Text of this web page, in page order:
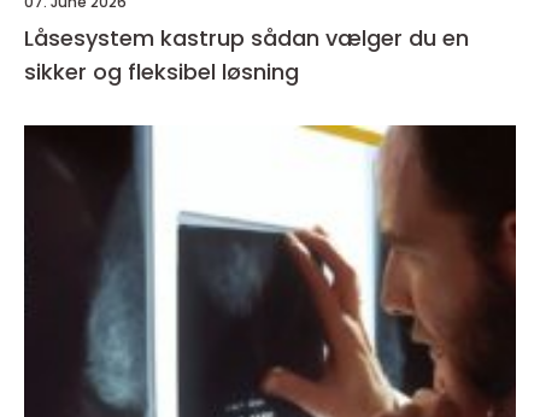
Låsesystem kastrup sådan vælger du en
sikker og fleksibel løsning